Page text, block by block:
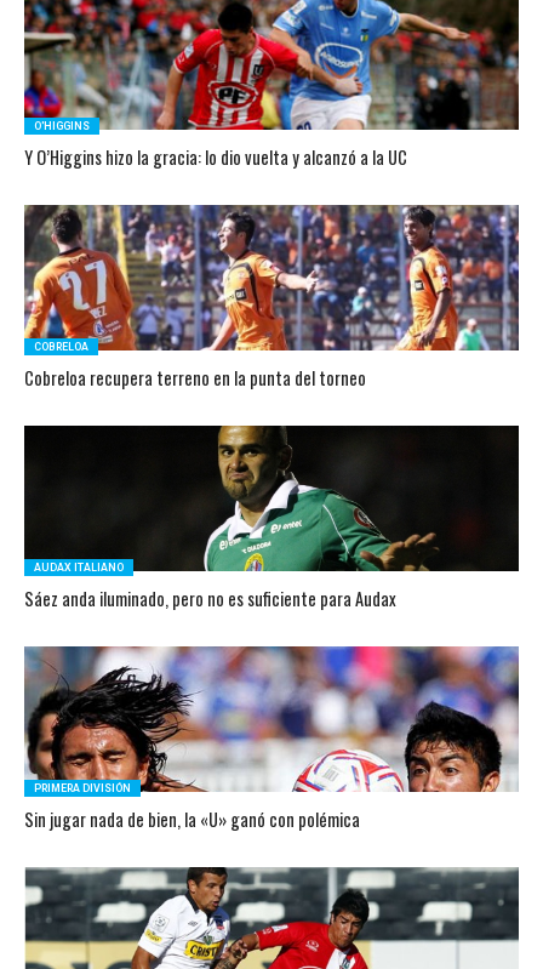
O'HIGGINS
Y O’Higgins hizo la gracia: lo dio vuelta y alcanzó a la UC
COBRELOA
Cobreloa recupera terreno en la punta del torneo
AUDAX ITALIANO
Sáez anda iluminado, pero no es suficiente para Audax
PRIMERA DIVISIÓN
Sin jugar nada de bien, la «U» ganó con polémica